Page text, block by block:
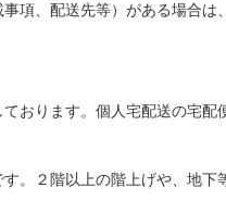
項、配送先等）がある場合は
おります。個人宅配送の宅配
。２階以上の階上げや、地下